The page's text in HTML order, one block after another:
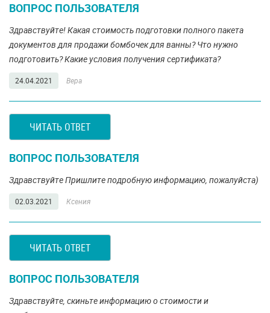
ВОПРОС ПОЛЬЗОВАТЕЛЯ
Здравствуйте! Какая стоимость подготовки полного пакета
документов для продажи бомбочек для ванны? Что нужно
подготовить? Какие условия получения сертификата?
24.04.2021 Вера
ЧИТАТЬ ОТВЕТ
ВОПРОС ПОЛЬЗОВАТЕЛЯ
Здравствуйте Пришлите подробную информацию, пожалуйста)
02.03.2021 Ксения
ЧИТАТЬ ОТВЕТ
ВОПРОС ПОЛЬЗОВАТЕЛЯ
Здравствуйте, скиньте информацию о стоимости и